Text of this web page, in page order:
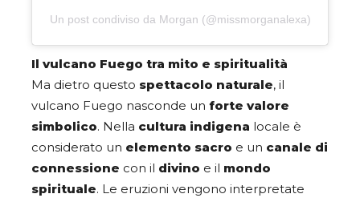
Un post condiviso da Morgan (@missmorganalexa)
Il vulcano Fuego tra mito e spiritualità
Ma dietro questo spettacolo naturale, il
vulcano Fuego nasconde un forte valore
simbolico. Nella cultura indigena locale è
considerato un elemento sacro e un canale di
connessione con il divino e il mondo
spirituale. Le eruzioni vengono interpretate